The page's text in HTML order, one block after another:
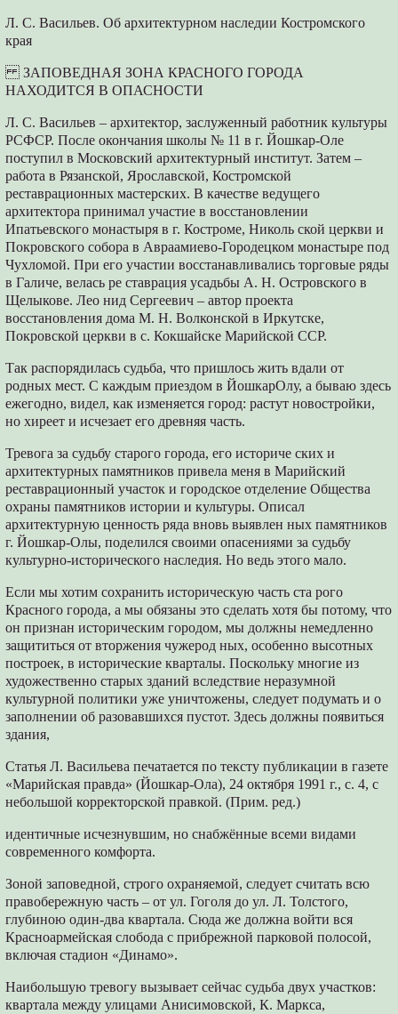
Л. С. Васильев. Об архитектурном наследии Костромского
края
ЗАПОВЕДНАЯ ЗОНА КРАСНОГО ГОРОДА
НАХОДИТСЯ В ОПАСНОСТИ
Л. С. Васильев – архитектор, заслуженный работник культуры
РСФСР. После окончания школы № 11 в г. Йошкар-Оле
поступил в Московский архитектурный институт. Затем –
работа в Рязанской, Ярославской, Костромской
реставрационных мастерских. В качестве ведущего
архитектора принимал участие в восстановлении
Ипатьевского монастыря в г. Костроме, Николь ской церкви и
Покровского собора в Авраамиево-Городецком монастыре под
Чухломой. При его участии восстанавливались торговые ряды
в Галиче, велась ре ставрация усадьбы А. Н. Островского в
Щелыкове. Лео нид Сергеевич – автор проекта
восстановления дома М. Н. Волконской в Иркутске,
Покровской церкви в с. Кокшайске Марийской ССР.
Так распорядилась судьба, что пришлось жить вдали от
родных мест. С каждым приездом в ЙошкарОлу, а бываю здесь
ежегодно, видел, как изменяется город: растут новостройки,
но хиреет и исчезает его древняя часть.
Тревога за судьбу старого города, его историче ских и
архитектурных памятников привела меня в Марийский
реставрационный участок и городское отделение Общества
охраны памятников истории и культуры. Описал
архитектурную ценность ряда вновь выявлен ных памятников
г. Йошкар-Олы, поделился своими опасениями за судьбу
культурно-исторического наследия. Но ведь этого мало.
Если мы хотим сохранить историческую часть ста рого
Красного города, а мы обязаны это сделать хотя бы потому, что
он признан историческим городом, мы должны немедленно
защититься от вторжения чужерод ных, особенно высотных
построек, в исторические кварталы. Поскольку многие из
художественно старых зданий вследствие неразумной
культурной политики уже уничтожены, следует подумать и о
заполнении об разовавшихся пустот. Здесь должны появиться
здания,
Статья Л. Васильева печатается по тексту публикации в газете
«Марийская правда» (Йошкар-Ола), 24 октября 1991 г., с. 4, с
небольшой корректорской правкой. (Прим. ред.)
идентичные исчезнувшим, но снабжённые всеми видами
современного комфорта.
Зоной заповедной, строго охраняемой, следует считать всю
правобережную часть – от ул. Гоголя до ул. Л. Толстого,
глубиною один-два квартала. Сюда же должна войти вся
Красноармейская слобода с прибрежной парковой полосой,
включая стадион «Динамо».
Наибольшую тревогу вызывает сейчас судьба двух участков:
квартала между улицами Анисимовской, К. Маркса,